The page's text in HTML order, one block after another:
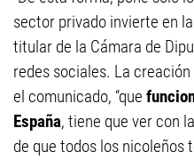
sector privado invierte en
titular de la Cámara de
redes sociales. La
el comunicado, “que
España, tiene que ver con
de que todos los nicoleños